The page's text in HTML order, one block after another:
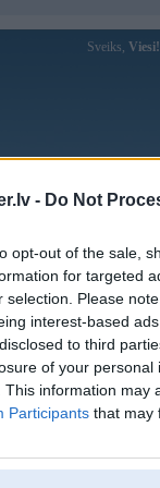
- Do Not
opt-out of the sale,
for targeted
selection. Please
interest-based
to third
of your personal
This information may
Participants that may
Sveiks, Viesi!
Forums Galerijas
Lietotāja
Lietotājvārds:
Ziņojumi